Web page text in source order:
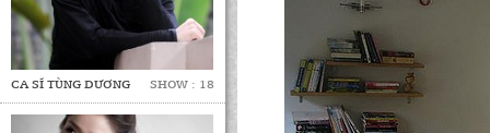
CA SĨ TÙNG DƯƠNG SHOW : 18